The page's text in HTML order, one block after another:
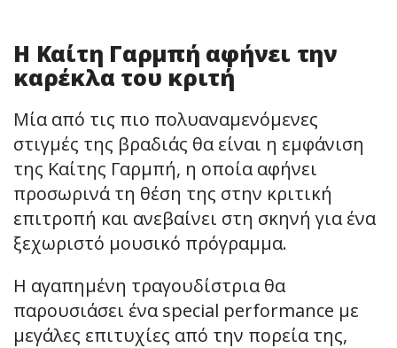
Η Καίτη Γαρμπή αφήνει την
καρέκλα του κριτή
Μία από τις πιο πολυαναμενόμενες
στιγμές της βραδιάς θα είναι η εμφάνιση
της Καίτης Γαρμπή, η οποία αφήνει
προσωρινά τη θέση της στην κριτική
επιτροπή και ανεβαίνει στη σκηνή για ένα
ξεχωριστό μουσικό πρόγραμμα.
Η αγαπημένη τραγουδίστρια θα
παρουσιάσει ένα special performance με
μεγάλες επιτυχίες από την πορεία της,